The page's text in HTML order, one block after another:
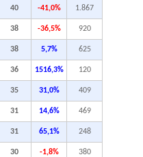
40 -41,0% 1.867
38 -36,5% 920
38 5,7% 625
36 1516,3% 120
35 31,0% 409
31 14,6% 469
31 65,1% 248
30 -1,8% 380